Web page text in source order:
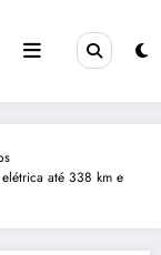
até 338 km e